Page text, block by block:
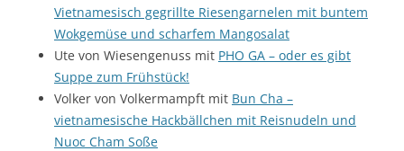
Vietnamesisch gegrillte Riesengarnelen mit buntem
Wokgemüse und scharfem Mangosalat
Ute von Wiesengenuss mit PHO GA – oder es gibt
Suppe zum Frühstück!
Volker von Volkermampft mit Bun Cha –
vietnamesische Hackbällchen mit Reisnudeln und
Nuoc Cham Soße